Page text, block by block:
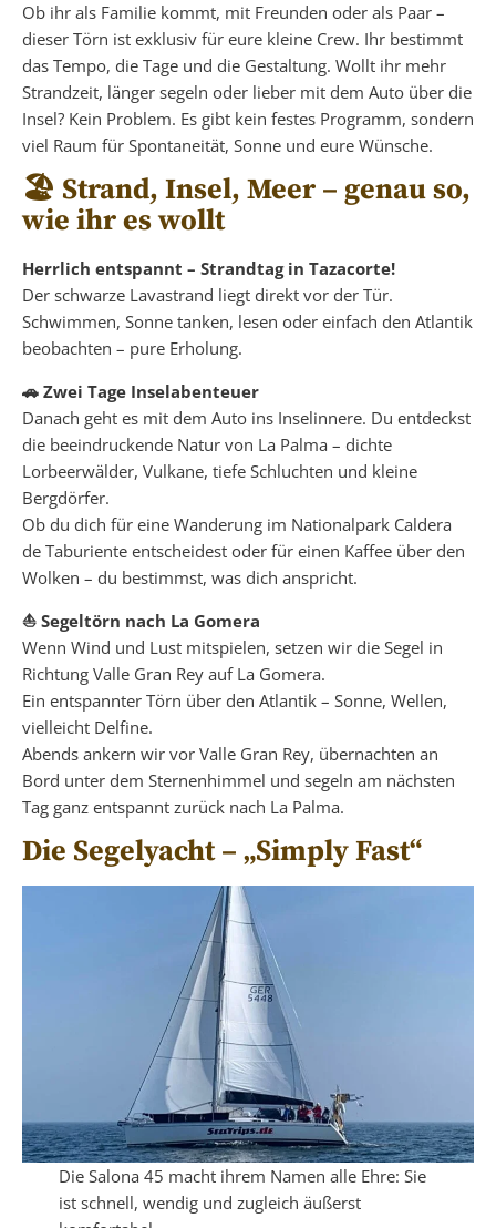
Ob ihr als Familie kommt, mit Freunden oder als Paar –
dieser Törn ist exklusiv für eure kleine Crew. Ihr bestimmt
das Tempo, die Tage und die Gestaltung. Wollt ihr mehr
Strandzeit, länger segeln oder lieber mit dem Auto über die
Insel? Kein Problem. Es gibt kein festes Programm, sondern
viel Raum für Spontaneität, Sonne und eure Wünsche.
🏖️ Strand, Insel, Meer – genau so,
wie ihr es wollt
Herrlich entspannt – Strandtag in Tazacorte!
Der schwarze Lavastrand liegt direkt vor der Tür.
Schwimmen, Sonne tanken, lesen oder einfach den Atlantik
beobachten – pure Erholung.
🚗 Zwei Tage Inselabenteuer
Danach geht es mit dem Auto ins Inselinnere. Du entdeckst
die beeindruckende Natur von La Palma – dichte
Lorbeerwälder, Vulkane, tiefe Schluchten und kleine
Bergdörfer.
Ob du dich für eine Wanderung im Nationalpark Caldera
de Taburiente entscheidest oder für einen Kaffee über den
Wolken – du bestimmst, was dich anspricht.
⛵ Segeltörn nach La Gomera
Wenn Wind und Lust mitspielen, setzen wir die Segel in
Richtung Valle Gran Rey auf La Gomera.
Ein entspannter Törn über den Atlantik – Sonne, Wellen,
vielleicht Delfine.
Abends ankern wir vor Valle Gran Rey, übernachten an
Bord unter dem Sternenhimmel und segeln am nächsten
Tag ganz entspannt zurück nach La Palma.
Die Segelyacht – „Simply Fast“
Die Salona 45 macht ihrem Namen alle Ehre: Sie
ist schnell, wendig und zugleich äußerst